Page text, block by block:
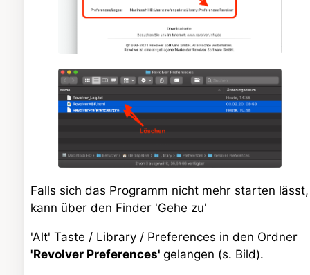
Falls sich das Programm nicht mehr starten lässt,
kann über den Finder 'Gehe zu'
'Alt' Taste / Library / Preferences in den Ordner
'Revolver Preferences' gelangen (s. Bild).